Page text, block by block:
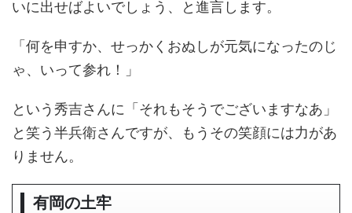
いに出せばよいでしょう、と進言します。
「何を申すか、せっかくおぬしが元気になったのじ
ゃ、いって参れ！」
という秀吉さんに「それもそうでございますなあ」
と笑う半兵衛さんですが、もうその笑顔には力があ
りません。
有岡の土牢